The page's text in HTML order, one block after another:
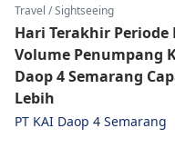
Travel / Sightseeing
Hari Terakhir
Volume Penumpang
Daop 4 Semarang
Lebih
PT KAI Daop 4 Semarang